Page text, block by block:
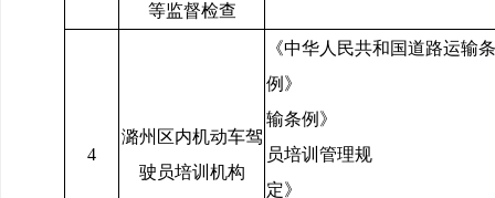
等监督检查
4
潞州区内机动车驾
驶员培训机构
《中华人民共和国道路运输条
例》 《山西
输条例》 《机
员培训管理规
定》 《道